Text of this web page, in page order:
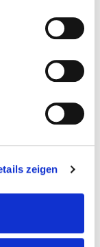
zeigen
Schönbrunn